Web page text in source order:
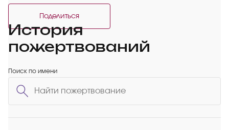
Поделиться
История
пожертвований
Поиск по имени